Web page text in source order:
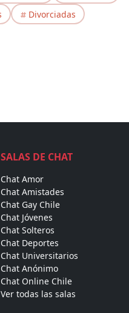
Divorciadas
SALAS DE CHAT
Chat Amor
Chat Amistades
Chat Gay Chile
Chat Jóvenes
Chat Solteros
Chat Deportes
Chat Universitarios
Chat Anónimo
Chat Online Chile
Ver todas las salas